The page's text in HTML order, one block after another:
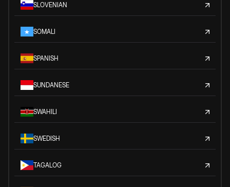
SLOVENIAN
SOMALI
SPANISH
SUNDANESE
SWAHILI
SWEDISH
TAGALOG